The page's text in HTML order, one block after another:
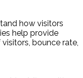
how visitors
help provide
bounce rate,